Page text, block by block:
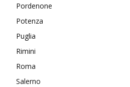
Pordenone
Potenza
Puglia
Rimini
Roma
Salerno